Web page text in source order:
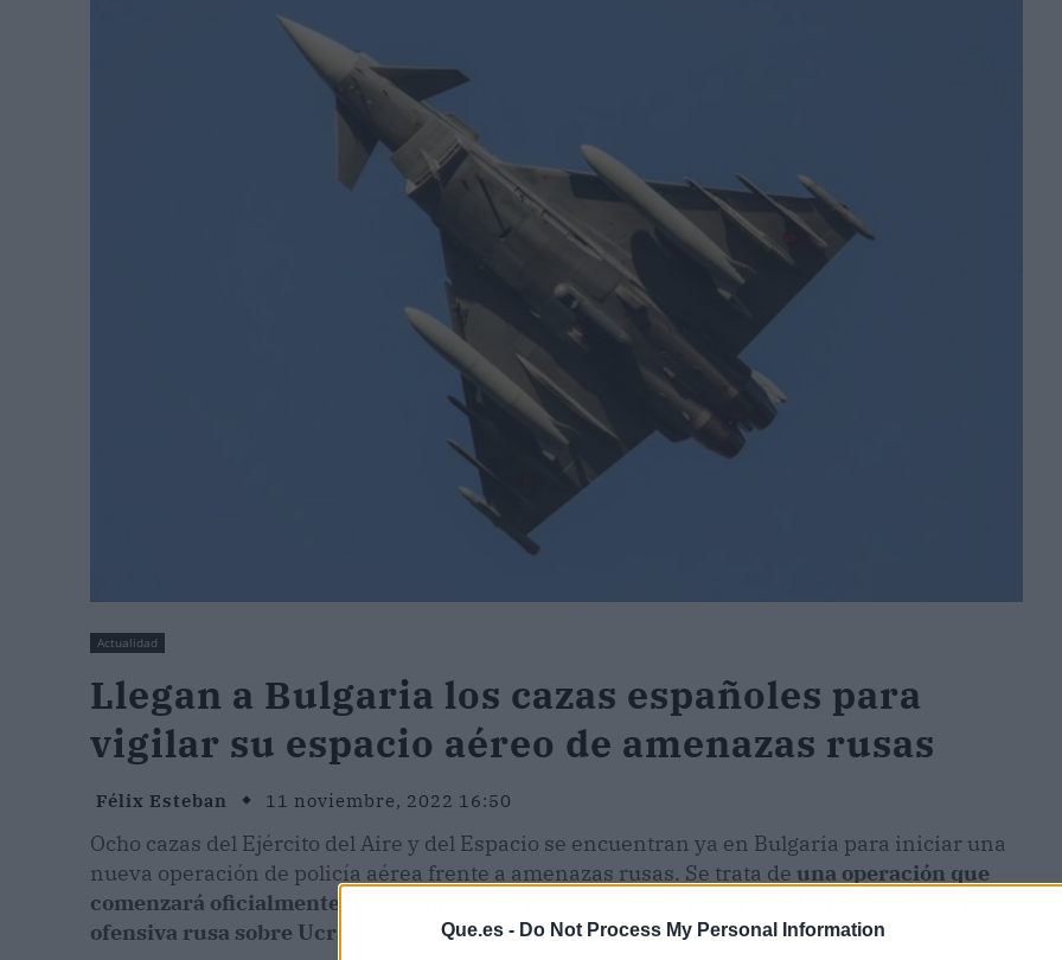
Que.es - Do Not Process My Personal Information
Actualidad
Llegan a Bulgaria los cazas españoles para
vigilar su espacio aéreo de amenazas rusas
Félix Esteban 11 noviembre, 2022 16:50
Ocho cazas del Ejército del Aire y del Espacio se encuentran ya en Bulgaria para iniciar una
nueva operación de policía aérea frente a amenazas rusas. Se trata de una operación que
comenzará oficialmente el próximo lunes y se prolongará hasta el 2 de diciembre en plena
ofensiva rusa sobre Ucrania.